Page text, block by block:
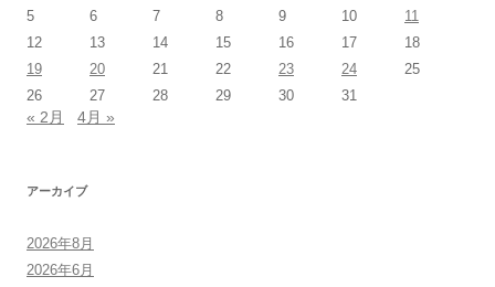
5
6 7 8 9 10
11
12
13 14 15 16 17
18
19
20 21 22 23 24
25
26
27 28 29 30 31
« 2月 4月 »
アーカイブ
2026年8月
2026年6月